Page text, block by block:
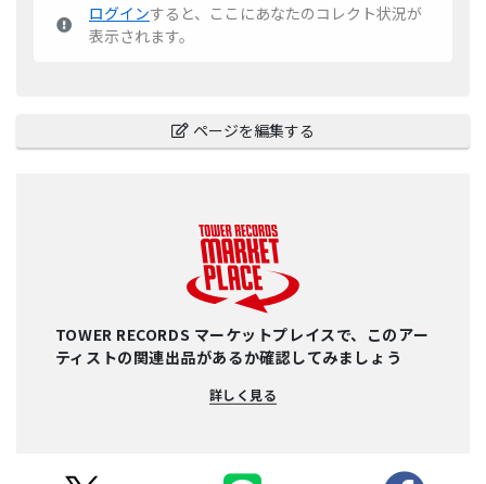
ログインすると、ここにあなたのコレクト状況が
表示されます。
ページを編集する
TOWER RECORDS マーケットプレイスで、このアー
ティストの関連出品があるか確認してみましょう
詳しく見る